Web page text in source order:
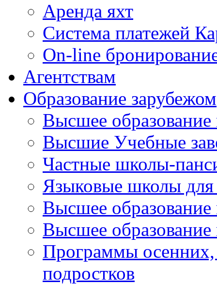
Аренда яхт
Система платежей
On-line
Агентствам
Образование зарубежом
Высшее
Высшие Учебные
Частные школы-
Языковые школы для
Высшее
Высшее образование
Программы осенних,
подростков